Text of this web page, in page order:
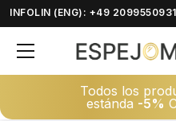
INFOLIN (ENG): +49
Todos los
estánda -5%